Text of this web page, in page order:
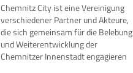
Chemnitz City ist eine Vereinigung
verschiedener Partner und Akteure,
die sich gemeinsam für die Belebung
und Weiterentwicklung der
Chemnitzer Innenstadt engagieren